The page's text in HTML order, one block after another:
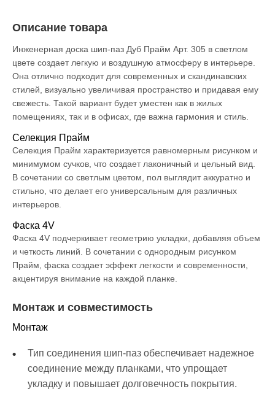
Описание товара
Инженерная доска шип-паз Дуб Прайм Арт. 305 в светлом
цвете создает легкую и воздушную атмосферу в интерьере.
Она отлично подходит для современных и скандинавских
стилей, визуально увеличивая пространство и придавая ему
свежесть. Такой вариант будет уместен как в жилых
помещениях, так и в офисах, где важна гармония и стиль.
Селекция Прайм
Селекция Прайм характеризуется равномерным рисунком и
минимумом сучков, что создает лаконичный и цельный вид.
В сочетании со светлым цветом, пол выглядит аккуратно и
стильно, что делает его универсальным для различных
интерьеров.
Фаска 4V
Фаска 4V подчеркивает геометрию укладки, добавляя объем
и четкость линий. В сочетании с однородным рисунком
Прайм, фаска создает эффект легкости и современности,
акцентируя внимание на каждой планке.
Монтаж и совместимость
Монтаж
Тип соединения шип-паз обеспечивает надежное
соединение между планками, что упрощает
укладку и повышает долговечность покрытия.